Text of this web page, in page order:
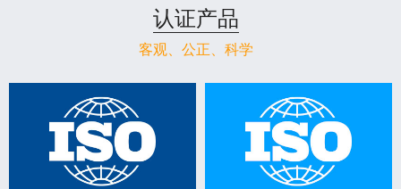
ISO22000食品安全管理体系
GB/T50430建工体系
GB/T 30146业务连续性
GB/T 27922服务认证
HACCP
ISO管理体系类
服务认证类
其他资质认证类
18981889825
119WEB.CN 技术提供者
认证产品
客观、公正、科学